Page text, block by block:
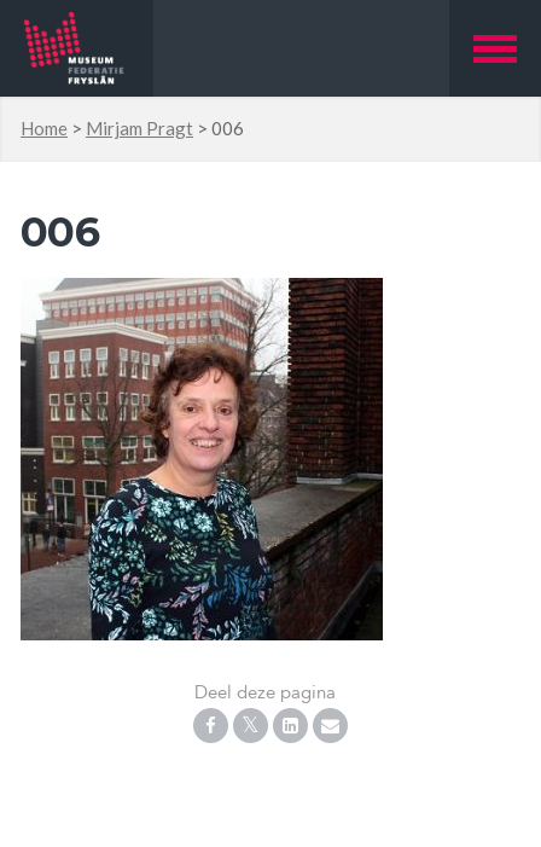
Home > Mirjam Pragt >006
006
Deel deze pagina